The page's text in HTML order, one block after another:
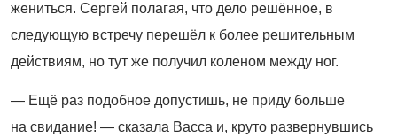
жениться. Сергей полагая, что дело решённое, в
следующую встречу перешёл к более решительным
действиям, но тут же получил коленом между ног.
— Ещё раз подобное допустишь, не приду больше
на свидание! — сказала Васса и, круто развернувшись